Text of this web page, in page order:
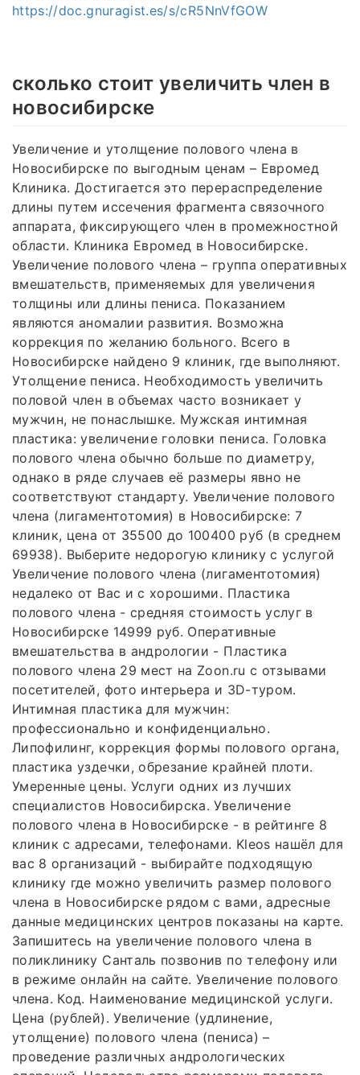
https://doc.gnuragist.es/s/cR5NnVfGOW
сколько стоит увеличить член в
новосибирске
Увеличение и утолщение полового члена в
Новосибирске по выгодным ценам – Евромед
Клиника. Достигается это перераспределение
длины путем иссечения фрагмента связочного
аппарата, фиксирующего член в промежностной
области. Клиника Евромед в Новосибирске.
Увеличение полового члена – группа оперативных
вмешательств, применяемых для увеличения
толщины или длины пениса. Показанием
являются аномалии развития. Возможна
коррекция по желанию больного. Всего в
Новосибирске найдено 9 клиник, где выполняют.
Утолщение пениса. Необходимость увеличить
половой член в объемах часто возникает у
мужчин, не понаслышке. Мужская интимная
пластика: увеличение головки пениса. Головка
полового члена обычно больше по диаметру,
однако в ряде случаев её размеры явно не
соответствуют стандарту. Увеличение полового
члена (лигаментотомия) в Новосибирске: 7
клиник, цена от 35500 до 100400 руб (в среднем
69938). Выберите недорогую клинику с услугой
Увеличение полового члена (лигаментотомия)
недалеко от Вас и с хорошими. Пластика
полового члена - средняя стоимость услуг в
Новосибирске 14999 руб. Оперативные
вмешательства в андрологии - Пластика
полового члена 29 мест на Zoon.ru с отзывами
посетителей, фото интерьера и 3D-туром.
Интимная пластика для мужчин:
профессионально и конфиденциально.
Липофилинг, коррекция формы полового органа,
пластика уздечки, обрезание крайней плоти.
Умеренные цены. Услуги одних из лучших
специалистов Новосибирска. Увеличение
полового члена в Новосибирске - в рейтинге 8
клиник с адресами, телефонами. Kleos нашёл для
вас 8 организаций - выбирайте подходящую
клинику где можно увеличить размер полового
члена в Новосибирске рядом с вами, адресные
данные медицинских центров показаны на карте.
Запишитесь на увеличение полового члена в
поликлинику Санталь позвонив по телефону или
в режиме онлайн на сайте. Увеличение полового
члена. Код. Наименование медицинской услуги.
Цена (рублей). Увеличение (удлинение,
утолщение) полового члена (пениса) –
проведение различных андрологических